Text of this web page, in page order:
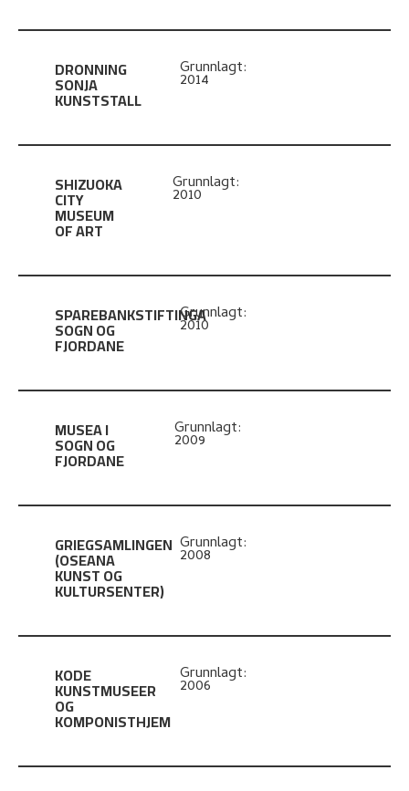
DRONNING
SONJA
KUNSTSTALL
Grunnlagt:
2014
SHIZUOKA
CITY
MUSEUM
OF ART
Grunnlagt:
2010
SPAREBANKSTIFTINGA
SOGN OG
FJORDANE
Grunnlagt:
2010
MUSEA I
SOGN OG
FJORDANE
Grunnlagt:
2009
GRIEGSAMLINGEN
(OSEANA
KUNST OG
KULTURSENTER)
Grunnlagt:
2008
KODE
KUNSTMUSEER
OG
KOMPONISTHJEM
Grunnlagt:
2006